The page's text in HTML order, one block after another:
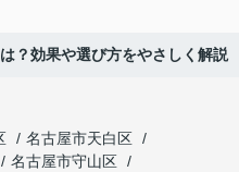
？効果や選び方をやさしく解説
名古屋市天白区
名古屋市守山区